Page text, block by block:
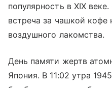
популярность в XIX
встреча за чашкой кофе
воздушного лакомства.
День памяти жертв
Япония. В 11:02 утра